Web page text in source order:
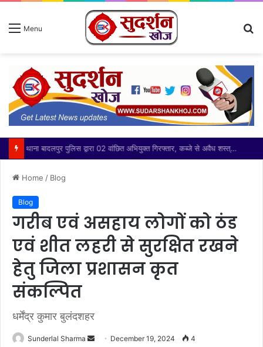
Menu
थाना बादलपुर पुलिस द्वारा 02 वांछित अभियुक्त गिरफ्तार, कब्जे से अवैध शस्त्र बरामद
Home / Blog
Blog
गरीब एवं असहाय लोगों को ठंड
एवं शीत लहरी से सुरक्षित रखने
हेतु जिला प्रशासन कृत
संकल्पित
धर्मेंद्र कुमार बुलंदशहर
Sunderlal Sharma
Send December 19, 2024 4